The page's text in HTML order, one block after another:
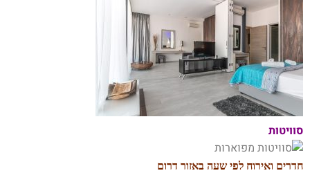
סוויטות
חדרים ואירוח לפי שעה באזור דרום